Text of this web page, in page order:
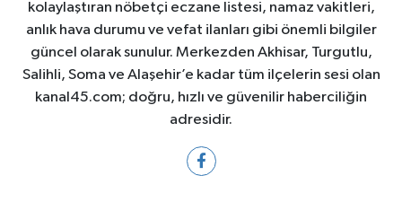
kolaylaştıran nöbetçi eczane listesi, namaz vakitleri,
anlık hava durumu ve vefat ilanları gibi önemli bilgiler
güncel olarak sunulur. Merkezden Akhisar, Turgutlu,
Salihli, Soma ve Alaşehir’e kadar tüm ilçelerin sesi olan
kanal45.com; doğru, hızlı ve güvenilir haberciliğin
adresidir.